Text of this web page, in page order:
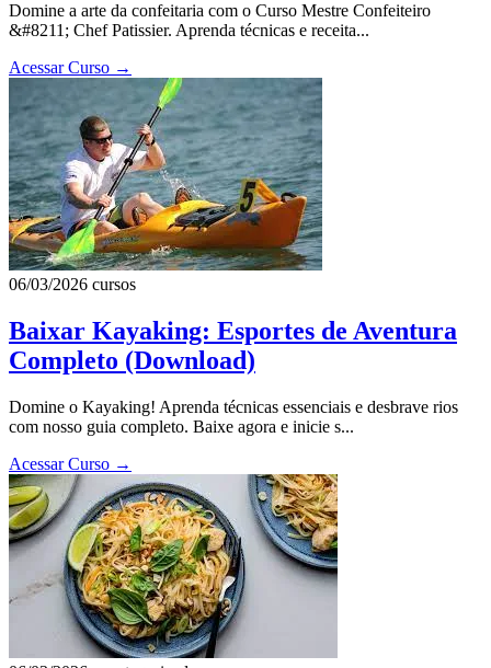
Domine a arte da confeitaria com o Curso Mestre Confeiteiro
&#8211; Chef Patissier. Aprenda técnicas e receita...
Acessar Curso →
06/03/2026 cursos
Baixar Kayaking: Esportes de Aventura
Completo (Download)
Domine o Kayaking! Aprenda técnicas essenciais e desbrave rios
com nosso guia completo. Baixe agora e inicie s...
Acessar Curso →